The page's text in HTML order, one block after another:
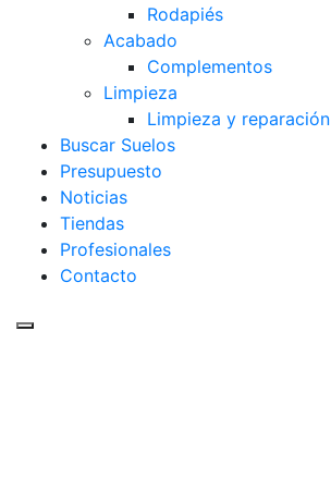
Rodapiés
Acabado
Complementos
Limpieza
Limpieza y reparación
Buscar Suelos
Presupuesto
Noticias
Tiendas
Profesionales
Contacto